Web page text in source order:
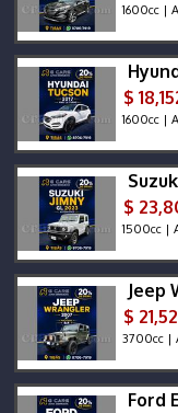
1600cc |
$
1600cc |
$
1500cc |
Jeep
$
3700cc |
Ford